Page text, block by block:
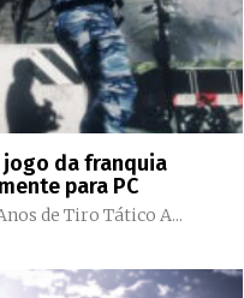
jogo da franquia
para PC
A Franquia Ghost Recon: 25 Anos de Tiro Tático A...